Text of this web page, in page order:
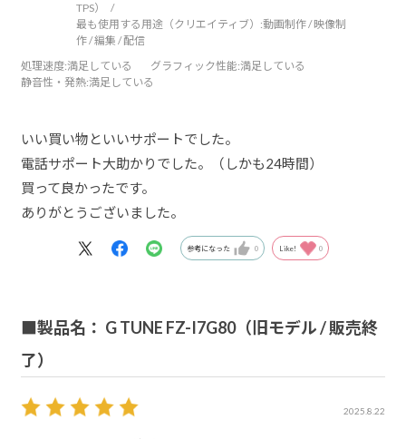
TPS）
最も使用する用途（クリエイティブ）:動画制作 / 映像制
作 / 編集 / 配信
処理速度:満足している グラフィック性能:満足している
静音性・発熱:満足している
いい買い物といいサポートでした。
電話サポート大助かりでした。（しかも24時間）
買って良かったです。
ありがとうございました。
参考になった 0 Like! 0
■製品名： G TUNE FZ-I7G80（旧モデル / 販売終
了）
2025.8.22